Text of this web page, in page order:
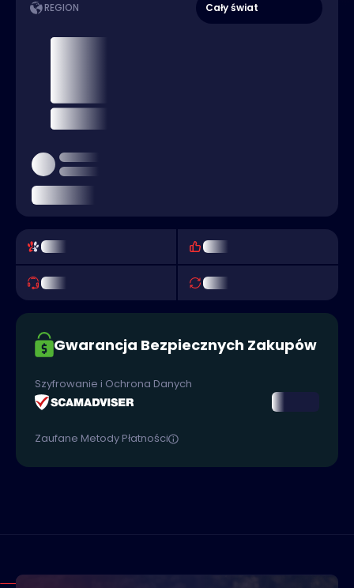
REGION Cały świat
Gwarancja Bezpiecznych Zakupów
Szyfrowanie i Ochrona Danych
Zaufane Metody Płatności